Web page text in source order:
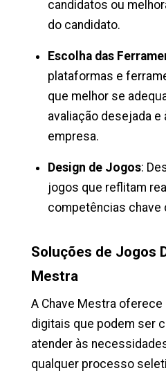
candidatos ou
do candidato.
Escolha das
plataformas e
que melhor se
avaliação desejada e
empresa.
Design de Jogos:
jogos que reflitam
competências chave
Soluções de Jogos
Mestra
A Chave Mestra
digitais que podem ser
atender às
qualquer processo